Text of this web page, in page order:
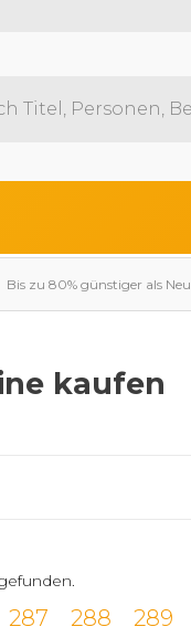
Bis zu 80% günstiger als Neu
kaufen
287 288 289